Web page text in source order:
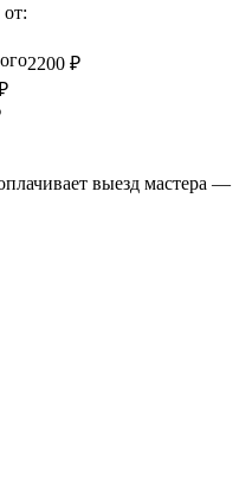
2200 ₽
выезд мастера —